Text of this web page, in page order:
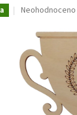
Průměrné
produktu
0,0
z
5
hvězdiček.
Neohodnoceno